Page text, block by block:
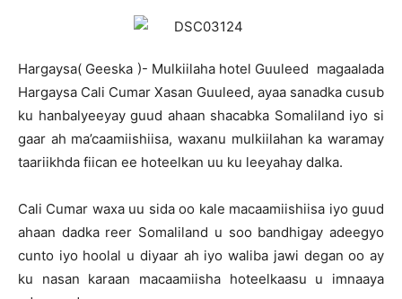
Hargaysa( Geeska )- Mulkiilaha hotel Guuleed magaalada
Hargaysa Cali Cumar Xasan Guuleed, ayaa sanadka cusub
ku hanbalyeeyay guud ahaan shacabka Somaliland iyo si
gaar ah ma’caamiishiisa, waxanu mulkiilahan ka waramay
taariikhda fiican ee hoteelkan uu ku leeyahay dalka.
Cali Cumar waxa uu sida oo kale macaamiishiisa iyo guud
ahaan dadka reer Somaliland u soo bandhigay adeegyo
cunto iyo hoolal u diyaar ah iyo waliba jawi degan oo ay
ku nasan karaan macaamiisha hoteelkaasu u imnaaya